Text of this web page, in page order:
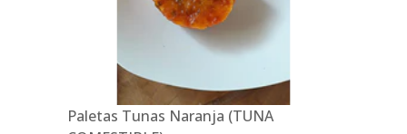
Paletas Tunas Naranja (TUNA